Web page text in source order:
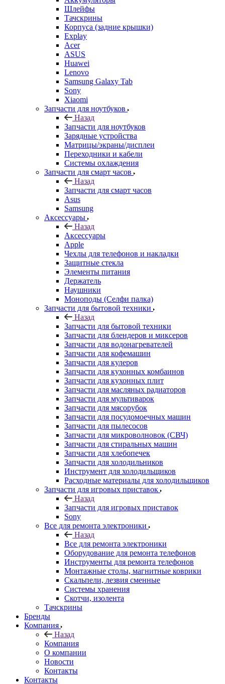
Шлейфы
Тачскрины
Корпуса (задние крышки)
Explay
Acer
ASUS
Huawei
Lenovo
Samsung Galaxy Tab
Sony
Xiaomi
Запчасти для ноутбуков
Назад
Запчасти для ноутбуков
Зарядные устройства
Матрицы/экраны/дисплеи
Переходники и кабели
Системы охлаждения
Запчасти для смарт часов
Назад
Запчасти для смарт часов
Asus
Samsung
Аксессуары
Назад
Аксессуары
Apple
Чехлы для телефонов и накладки
Защитные стекла
Элементы питания
Держатель
Наушники
Моноподы (Селфи палка)
Запчасти для бытовой техники
Назад
Запчасти для бытовой техники
Запчасти для блендеров и миксеров
Запчасти для водонагревателей
Запчасти для кофемашин
Запчасти для кулеров
Запчасти для кухонных комбаинов
Запчасти для кухонных плит
Запчасти для масляных радиаторов
Запчасти для мультиварок
Запчасти для мясорубок
Запчасти для посудомоечных машин
Запчасти для пылесосов
Запчасти для микроволновок (СВЧ)
Запчасти для стиральных машин
Запчасти для хлебопечек
Запчасти для холодильников
Инструмент для холодильщиков
Расходные материалы для холодильщиков
Запчасти для игровых приставок
Назад
Запчасти для игровых приставок
Sony
Все для ремонта электроники
Назад
Все для ремонта электроники
Оборудование для ремонта телефонов
Инструменты для ремонта телефонов
Монтажные столы, магнитные коврики
Скальпели, лезвия сменные
Системы хранения
Скотчи, изолента
Тачскрины
Бренды
Компания
Назад
Компания
О компании
Новости
Контакты
Контакты